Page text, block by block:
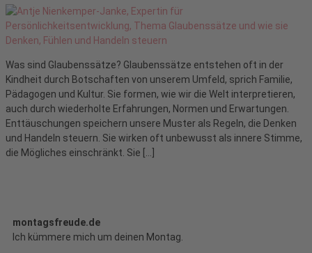
Was sind Glaubenssätze? Glaubenssätze entstehen oft in der
Kindheit durch Botschaften von unserem Umfeld, sprich Familie,
Pädagogen und Kultur. Sie formen, wie wir die Welt interpretieren,
auch durch wiederholte Erfahrungen, Normen und Erwartungen.
Enttäuschungen speichern unsere Muster als Regeln, die Denken
und Handeln steuern. Sie wirken oft unbewusst als innere Stimme,
die Mögliches einschränkt. Sie […]
montagsfreude.de
Ich kümmere mich um deinen Montag.